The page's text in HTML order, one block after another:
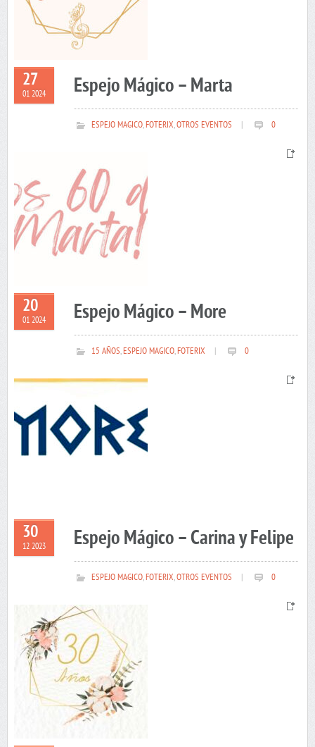
27
01 2024 Espejo Mágico – Marta
ESPEJO MAGICO,FOTERIX,OTROS EVENTOS 0
20
01 2024 Espejo Mágico – More
15 AÑOS,ESPEJO MAGICO,FOTERIX 0
30
12 2023 Espejo Mágico – Carina y Felipe
ESPEJO MAGICO,FOTERIX,OTROS EVENTOS 0